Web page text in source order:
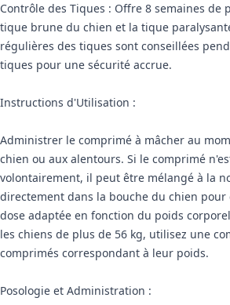
Contrôle des Tiques : Offre 8 semaines de
tique brune du chien et la tique
régulières des tiques sont conseillées
tiques pour une sécurité accrue.
Instructions d'Utilisation :
Administrer le comprimé à mâcher au
chien ou aux alentours. Si le comprimé
volontairement, il peut être mélangé à la
directement dans la bouche du chien pour
dose adaptée en fonction du poids
les chiens de plus de 56 kg, utilisez une
comprimés correspondant à leur poids.
Posologie et Administration :